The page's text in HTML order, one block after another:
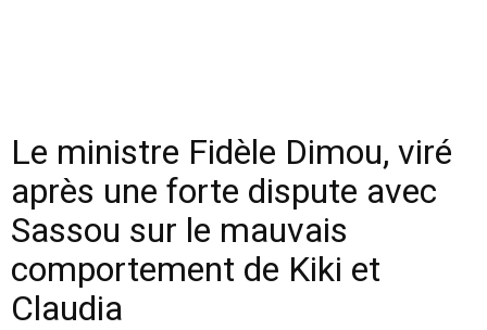
Le ministre Fidèle Dimou, viré
après une forte dispute avec
Sassou sur le mauvais
comportement de Kiki et
Claudia